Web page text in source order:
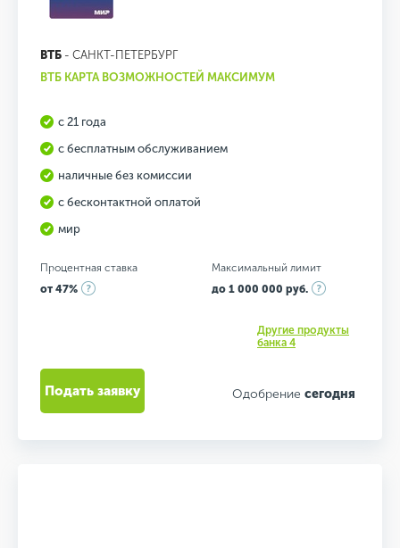
ВТБ - САНКТ-ПЕТЕРБУРГ
ВТБ КАРТА ВОЗМОЖНОСТЕЙ МАКСИМУМ
с 21 года
с бесплатным обслуживанием
наличные без комиссии
с бесконтактной оплатой
мир
Процентная ставка
от 47%
Максимальный лимит
до 1 000 000 руб.
Другие продукты
банка 4
Одобрение сегодня
Подать заявку